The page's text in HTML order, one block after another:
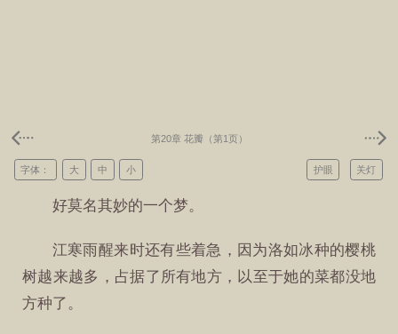
第20章 花瓣（第1页）
关灯
护眼
字体： 大 中 小
好莫名其妙的一个梦。
江寒雨醒来时还有些着急，因为洛如冰种的樱桃
树越来越多，占据了所有地方，以至于她的菜都没地
方种了。